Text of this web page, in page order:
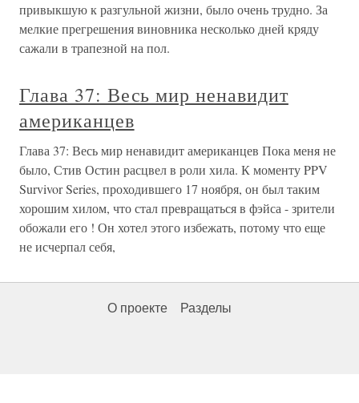
привыкшую к разгульной жизни, было очень трудно. За
мелкие прегрешения виновника несколько дней кряду
сажали в трапезной на пол.
Глава 37: Весь мир ненавидит
американцев
Глава 37: Весь мир ненавидит американцев Пока меня не
было, Стив Остин расцвел в роли хила. К моменту PPV
Survivor Series, проходившего 17 ноября, он был таким
хорошим хилом, что стал превращаться в фэйса - зрители
обожали его ! Он хотел этого избежать, потому что еще
не исчерпал себя,
О проекте Разделы